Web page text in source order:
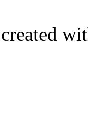
created